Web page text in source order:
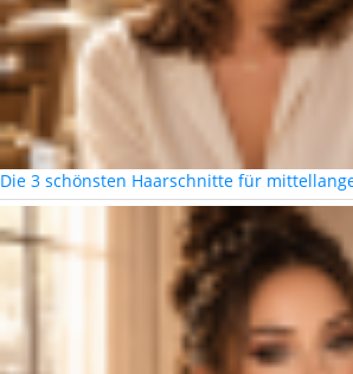
Die 3 schönsten Haarschnitte für